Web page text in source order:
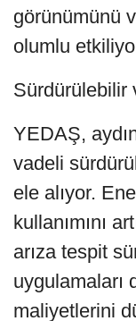
görünümünü
olumlu
Sürdürülebilir
YEDAŞ,
vadeli
ele alıyor.
kullanımını
arıza tespit
uygulamaları
maliyetlerini